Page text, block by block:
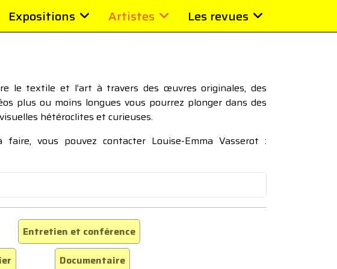
Expositions Artistes Les revues
le textile et l’art à travers des œuvres originales, des
plus ou moins longues vous pourrez plonger dans des
hétéroclites et curieuses.
vous pouvez contacter Louise-Emma Vasserot :
Entretien et conférence
Documentaire